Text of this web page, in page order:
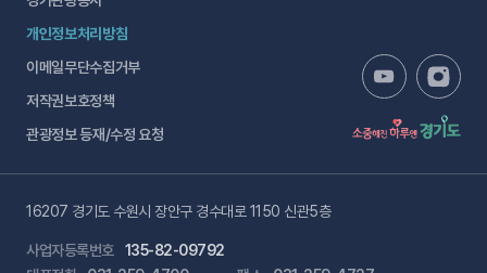
개인정보처리방침
이메일무단수집거부
저작권보호정책
관광정보 등재/수정 요청
16207 경기도 수원시 장안구 경수대로 1150 신관5층
사업자등록번호
135-82-09792